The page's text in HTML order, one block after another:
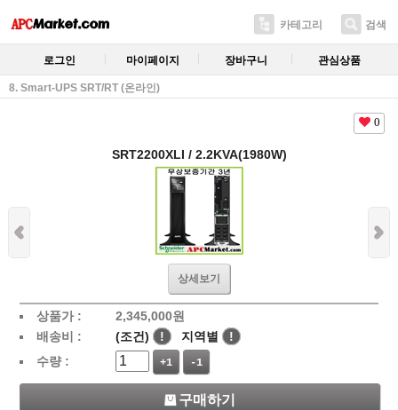
카테고리 검색
로그인 마이페이지 장바구니 관심상품
8. Smart-UPS SRT/RT (온라인)
0
SRT2200XLI / 2.2KVA(1980W)
상세보기
상품가 : 2,345,000원
배송비 :
(조건) ! 지역별
!
수량 :
+1 -1
구매하기